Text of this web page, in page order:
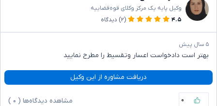
وکیل پایه یک مرکز وکلای قوه‌قضاییه
۴.۵
(۲) دیدگاه
۵ سال پیش
بهتر است دادخواست اعسار وتقسیط را مطرح نمایید
دریافت مشاوره از این وکیل
۰ مشاهده دیدگاه‌ها ( ۰